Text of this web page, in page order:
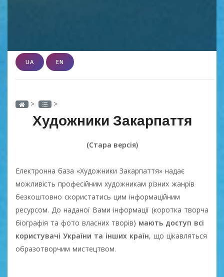
UA EN
> >
Художники Закарпаття
(Стара версія)
Електронна база «Художники Закарпаття» надає
можливість професійним художникам різних жанрів
безкоштовно скористатись цим інформаційним
ресурсом. До наданої Вами інформації (коротка творча
біографія та фото власних творів) мають доступ всі
користувачі України та інших країн, що цікавляться
образотворчим мистецтвом.